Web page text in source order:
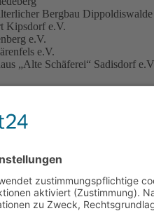
Bergbau Dippoldiswalde
Kipsdorf e.V.
e.V.
e.V.
„Alte Schäferei“ Sadisdorf e.V